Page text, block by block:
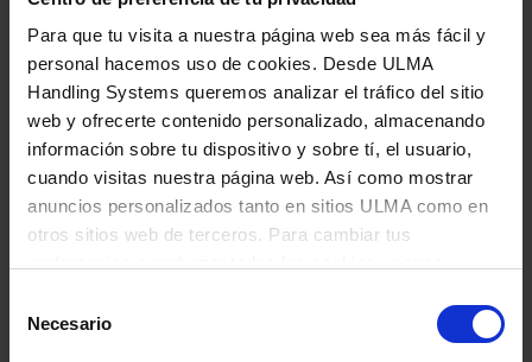
Para que tu visita a nuestra página web sea más fácil y
personal hacemos uso de cookies. Desde ULMA
Handling Systems queremos analizar el tráfico del sitio
web y ofrecerte contenido personalizado, almacenando
información sobre tu dispositivo y sobre tí, el usuario,
cuando visitas nuestra página web. Así como mostrar
anuncios personalizados tanto en sitios ULMA como en
otros sitios web de terceros. Para cambiar tus
"Configurar mi preferencia".
Necesario
Apellidos
Empresa